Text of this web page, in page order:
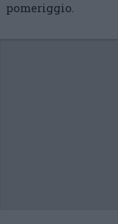
pomeriggio.